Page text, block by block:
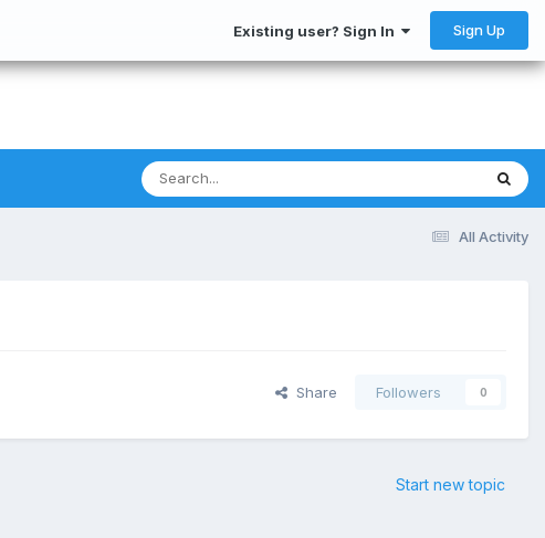
Existing user? Sign In Sign Up
All Activity
Share Followers 0
Start new topic